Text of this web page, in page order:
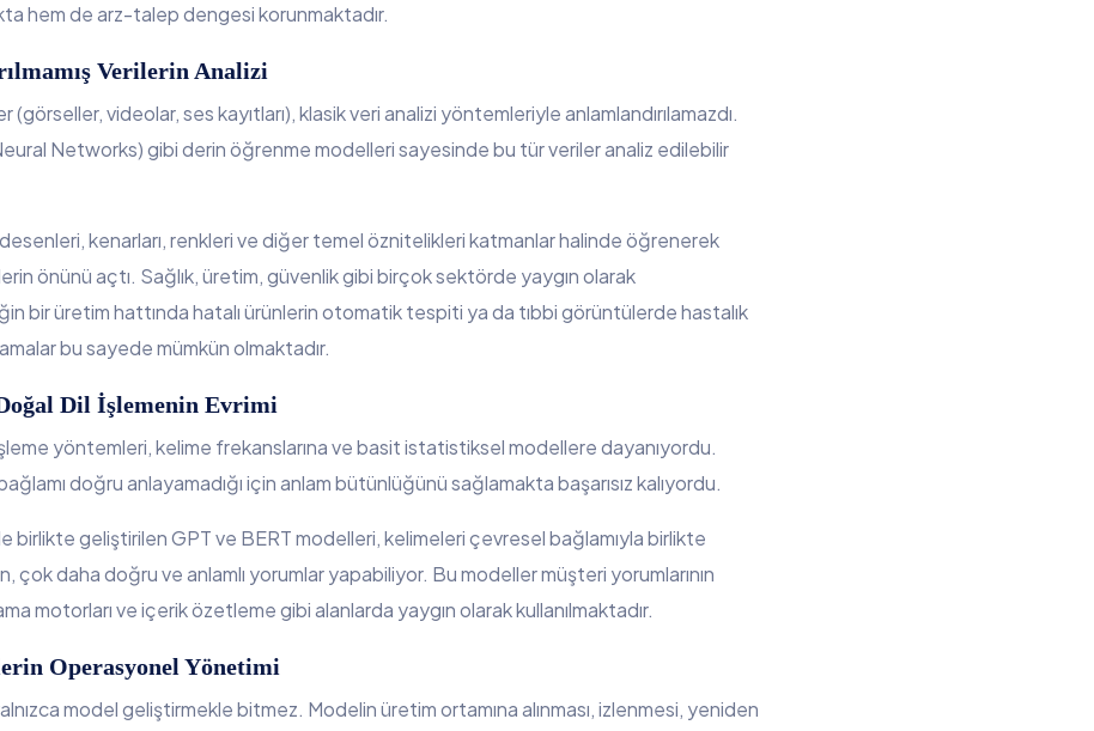
hem de arz-talep dengesi korunmaktadır.
Verilerin Analizi
(görseller, videolar, ses kayıtları), klasik veri analizi yöntemleriyle anlamlandırılamazdı.
Networks) gibi derin öğrenme modelleri sayesinde bu tür veriler analiz edilebilir
kenarları, renkleri ve diğer temel öznitelikleri katmanlar halinde öğrenerek
önünü açtı. Sağlık, üretim, güvenlik gibi birçok sektörde yaygın olarak
bir üretim hattında hatalı ürünlerin otomatik tespiti ya da tıbbi görüntülerde hastalık
bu sayede mümkün olmaktadır.
Dil İşlemenin Evrimi
yöntemleri, kelime frekanslarına ve basit istatistiksel modellere dayanıyordu.
doğru anlayamadığı için anlam bütünlüğünü sağlamakta başarısız kalıyordu.
birlikte geliştirilen GPT ve BERT modelleri, kelimeleri çevresel bağlamıyla birlikte
çok daha doğru ve anlamlı yorumlar yapabiliyor. Bu modeller müşteri yorumlarının
motorları ve içerik özetleme gibi alanlarda yaygın olarak kullanılmaktadır.
Operasyonel Yönetimi
model geliştirmekle bitmez. Modelin üretim ortamına alınması, izlenmesi, yeniden